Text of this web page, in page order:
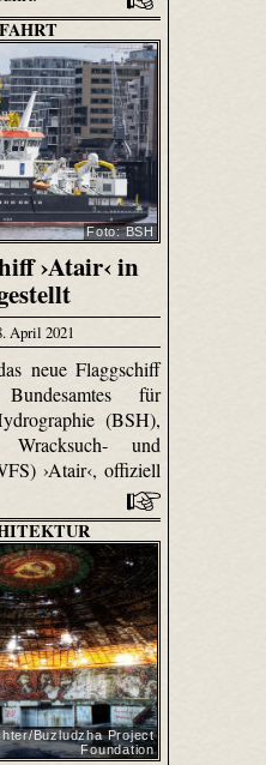
Foto: BSH
›Atair‹ in
April 2021
neue Flaggschiff
für
(BSH),
Wracksuch- und
›Atair‹, offiziell
Buzludzha Project
Foundation